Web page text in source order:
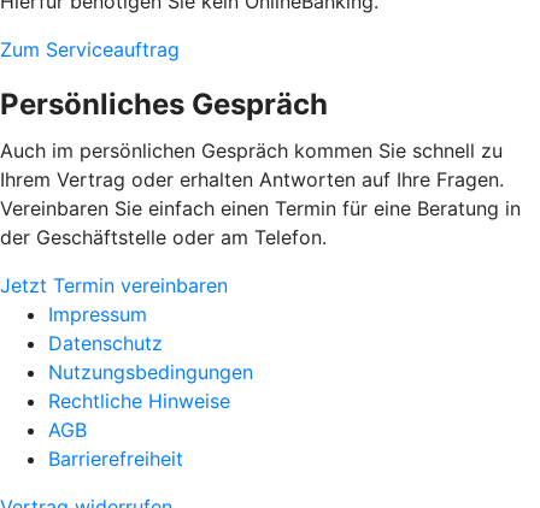
Zum Serviceauftrag
Persönliches Gespräch
Auch im persönlichen Gespräch kommen Sie schnell zu
Ihrem Vertrag oder erhalten Antworten auf Ihre Fragen.
Vereinbaren Sie einfach einen Termin für eine Beratung in
der Geschäftstelle oder am Telefon.
Jetzt Termin vereinbaren
Impressum
Datenschutz
Nutzungsbedingungen
Rechtliche Hinweise
AGB
Barrierefreiheit